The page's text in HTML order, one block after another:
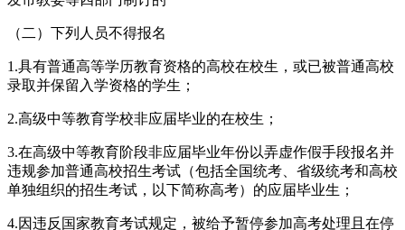
（二）下列人员不得报名
1.具有普通高等学历教育资格的高校在校生，或已被普通高校
录取并保留入学资格的学生；
2.高级中等教育学校非应届毕业的在校生；
3.在高级中等教育阶段非应届毕业年份以弄虚作假手段报名并
违规参加普通高校招生考试（包括全国统考、省级统考和高校
单独组织的招生考试，以下简称高考）的应届毕业生；
4.因违反国家教育考试规定，被给予暂停参加高考处理且在停